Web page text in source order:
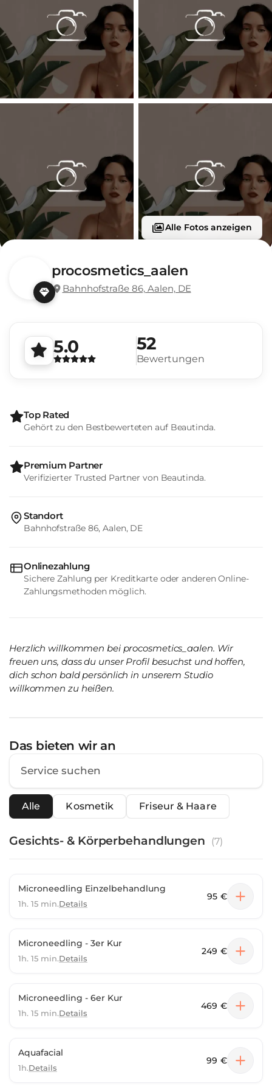
Alle Fotos anzeigen
procosmetics_aalen
Bahnhofstraße 86, Aalen, DE
5.0 52
Bewertungen
Top Rated
Gehört zu den Bestbewerteten auf Beautinda.
Premium Partner
Verifizierter Trusted Partner von Beautinda.
Standort
Bahnhofstraße 86, Aalen, DE
Onlinezahlung
Sichere Zahlung per Kreditkarte oder anderen Online-
Zahlungsmethoden möglich.
Herzlich willkommen bei procosmetics_aalen. Wir
freuen uns, dass du unser Profil besuchst und hoffen,
dich schon bald persönlich in unserem Studio
willkommen zu heißen.
Das bieten wir an
Alle Kosmetik Friseur & Haare
Gesichts- & Körperbehandlungen (7)
Microneedling Einzelbehandlung
1h. 15 min.Details
95 €
Microneedling - 3er Kur
1h. 15 min.Details
249 €
Microneedling - 6er Kur
1h. 15 min.Details
469 €
Aquafacial
1h.Details
99 €